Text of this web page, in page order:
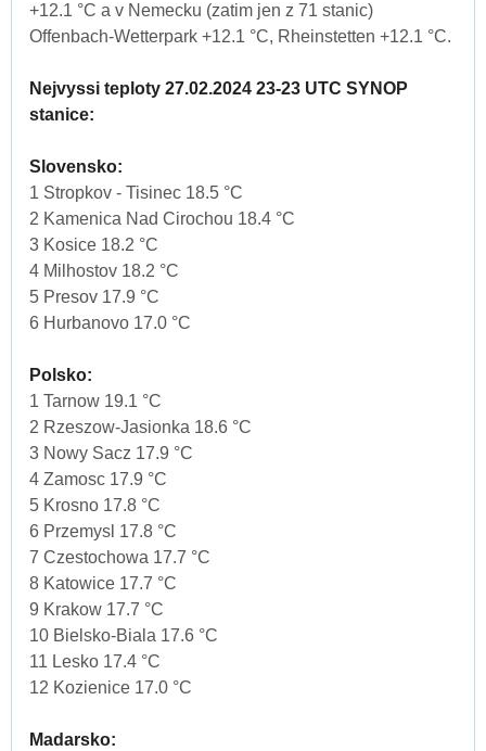
+12.1 °C a v Nemecku (zatim jen z 71 stanic)
Offenbach-Wetterpark +12.1 °C, Rheinstetten +12.1 °C.
Nejvyssi teploty 27.02.2024 23-23 UTC SYNOP
stanice:
Slovensko:
1 Stropkov - Tisinec 18.5 °C
2 Kamenica Nad Cirochou 18.4 °C
3 Kosice 18.2 °C
4 Milhostov 18.2 °C
5 Presov 17.9 °C
6 Hurbanovo 17.0 °C
Polsko:
1 Tarnow 19.1 °C
2 Rzeszow-Jasionka 18.6 °C
3 Nowy Sacz 17.9 °C
4 Zamosc 17.9 °C
5 Krosno 17.8 °C
6 Przemysl 17.8 °C
7 Czestochowa 17.7 °C
8 Katowice 17.7 °C
9 Krakow 17.7 °C
10 Bielsko-Biala 17.6 °C
11 Lesko 17.4 °C
12 Kozienice 17.0 °C
Madarsko: